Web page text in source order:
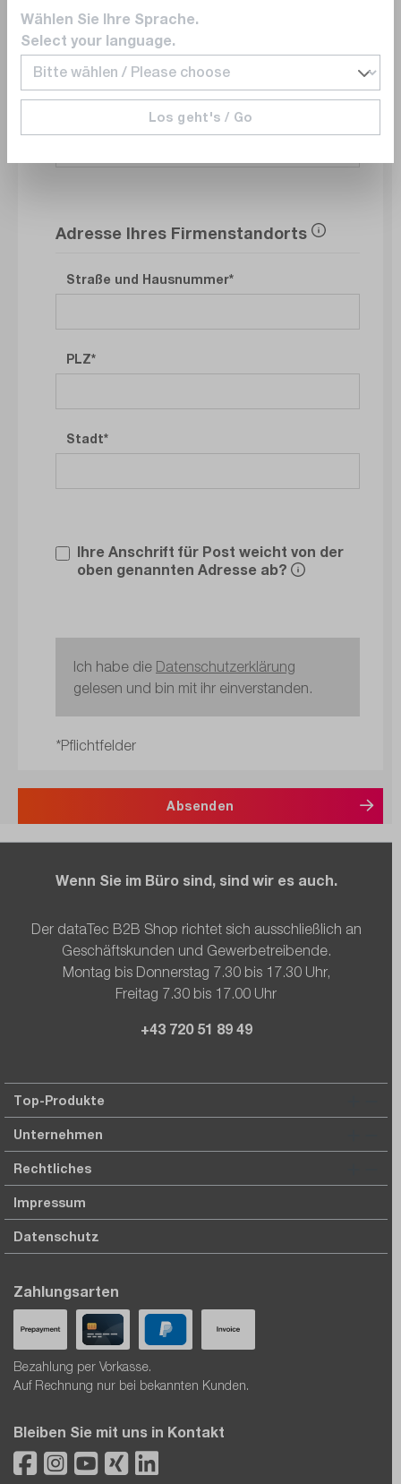
E-Mail
Telefonnummer
Adresse Ihres Firmenstandorts
Straße und Hausnummer
PLZ
Stadt
Ihre Anschrift für Post weicht von der
oben genannten Adresse ab?
Ich habe die Datenschutzerklärung
gelesen und bin mit ihr einverstanden.
*Pflichtfelder
Absenden
Wenn Sie im Büro sind, sind wir es auch.
Der dataTec B2B Shop richtet sich ausschließlich an
Geschäftskunden und Gewerbetreibende.
Montag bis Donnerstag 7.30 bis 17.30 Uhr,
Freitag 7.30 bis 17.00 Uhr
+43 720 51 89 49
Top-Produkte
Unternehmen
Rechtliches
Impressum
Datenschutz
Zahlungsarten
Bezahlung per Vorkasse.
Auf Rechnung nur bei bekannten Kunden.
Bleiben Sie mit uns in Kontakt
Wählen Sie Ihre Sprache.
Select your language.
Los geht's / Go